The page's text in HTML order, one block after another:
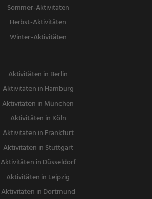
Sommer-Aktivitäten
Herbst-Aktivitäten
Winter-Aktivitäten
Aktivitäten in Berlin
Aktivitäten in Hamburg
Aktivitäten in München
Aktivitäten in Köln
Aktivitäten in Frankfurt
Aktivitäten in Stuttgart
Aktivitäten in Düsseldorf
Aktivitäten in Leipzig
Aktivitäten in Dortmund